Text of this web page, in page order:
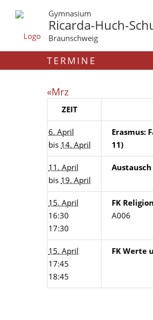
Gymnasium
Ricarda-Huch-
Braunschweig
TERMINE
«Mrz
ZEIT
6. April
bis 14. April
Erasmus:
11)
11. April
bis 19. April
15. April
16:30
17:30
FK Religion
A006
15. April
17:45
18:45
FK Werte